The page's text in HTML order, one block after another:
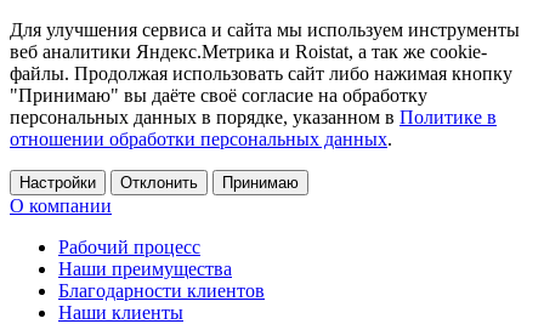
Для улучшения сервиса и сайта мы используем инструменты
веб аналитики Яндекс.Метрика и Roistat, а так же cookie-
файлы. Продолжая использовать сайт либо нажимая кнопку
"Принимаю" вы даёте своё согласие на обработку
персональных данных в порядке, указанном в Политике в
отношении обработки персональных данных.
Настройки Отклонить Принимаю
О компании
Рабочий процесс
Наши преимущества
Благодарности клиентов
Наши клиенты